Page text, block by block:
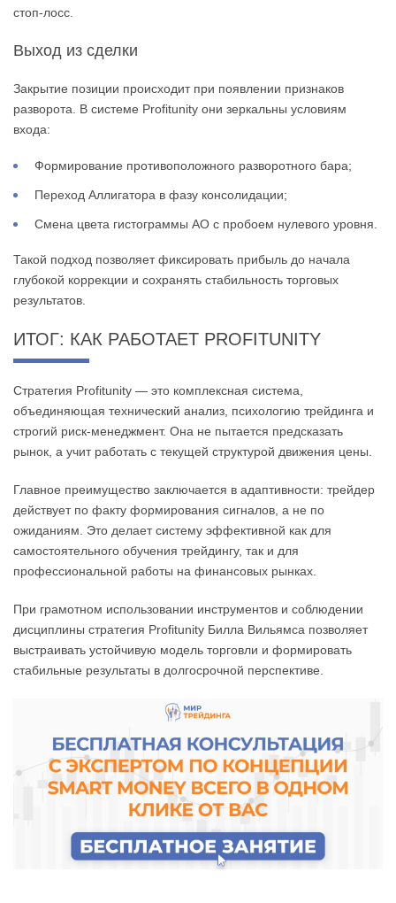
стоп-лосс.
Выход из сделки
Закрытие позиции происходит при появлении признаков
разворота. В системе Profitunity они зеркальны условиям
входа:
Формирование противоположного разворотного бара;
Переход Аллигатора в фазу консолидации;
Смена цвета гистограммы AO с пробоем нулевого уровня.
Такой подход позволяет фиксировать прибыль до начала
глубокой коррекции и сохранять стабильность торговых
результатов.
ИТОГ: КАК РАБОТАЕТ PROFITUNITY
Стратегия Profitunity — это комплексная система,
объединяющая технический анализ, психологию трейдинга и
строгий риск-менеджмент. Она не пытается предсказать
рынок, а учит работать с текущей структурой движения цены.
Главное преимущество заключается в адаптивности: трейдер
действует по факту формирования сигналов, а не по
ожиданиям. Это делает систему эффективной как для
самостоятельного обучения трейдингу, так и для
профессиональной работы на финансовых рынках.
При грамотном использовании инструментов и соблюдении
дисциплины стратегия Profitunity Билла Вильямса позволяет
выстраивать устойчивую модель торговли и формировать
стабильные результаты в долгосрочной перспективе.